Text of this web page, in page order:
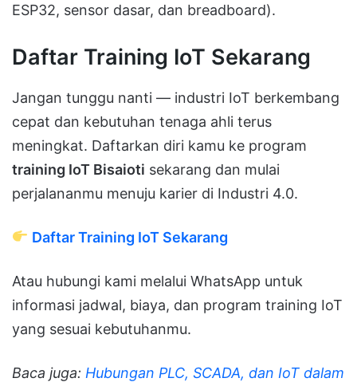
ESP32, sensor dasar, dan breadboard).
Daftar Training IoT Sekarang
Jangan tunggu nanti — industri IoT berkembang
cepat dan kebutuhan tenaga ahli terus
meningkat. Daftarkan diri kamu ke program
training IoT Bisaioti sekarang dan mulai
perjalananmu menuju karier di Industri 4.0.
Daftar Training IoT Sekarang
Atau hubungi kami melalui WhatsApp untuk
informasi jadwal, biaya, dan program training IoT
yang sesuai kebutuhanmu.
Baca juga: Hubungan PLC, SCADA, dan IoT dalam